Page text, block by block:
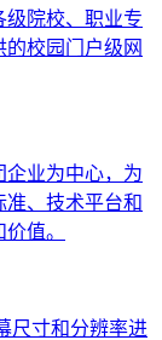
级院校、职业专
校园门户级网
企业为中心，为
、技术平台和
值。
尺寸和分辨率进